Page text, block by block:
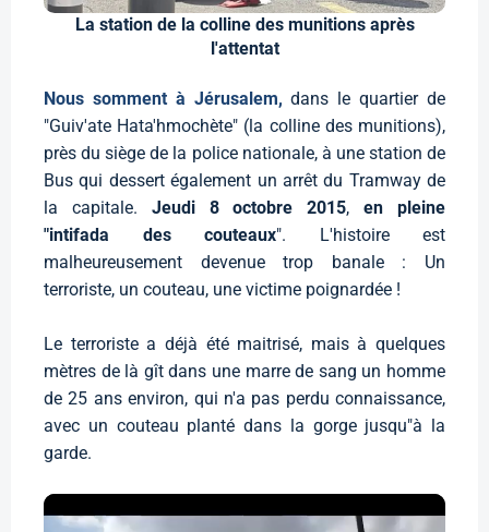
La station de la colline des munitions après
l'attentat
Nous somment à Jérusalem,dans le quartier de
"Guiv'ate Hata'hmochète" (la colline des munitions),
près du siège de la police nationale, à une station de
Bus qui dessert également un arrêt du Tramway de
la capitale. Jeudi 8 octobre 2015,en pleine
"intifada des couteaux". L'histoire est
malheureusement devenue trop banale : Un
terroriste, un couteau, une victime poignardée !
Le terroriste a déjà été maitrisé, mais à quelques
mètres de là gît dans une marre de sang un homme
de 25 ans environ, qui n'a pas perdu connaissance,
avec un couteau planté dans la gorge jusqu"à la
garde.